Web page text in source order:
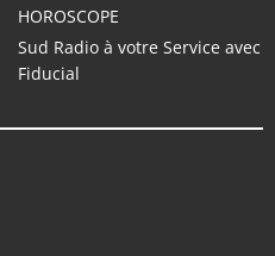
HOROSCOPE
Sud Radio à votre Service avec
Fiducial